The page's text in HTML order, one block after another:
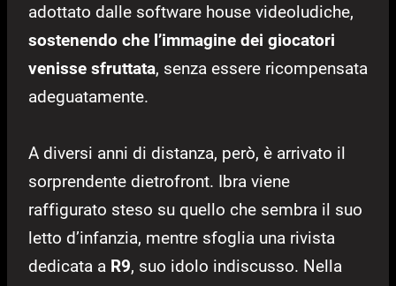
adottato dalle software house videoludiche,
sostenendo che l’immagine dei giocatori
venisse sfruttata, senza essere ricompensata
adeguatamente.
A diversi anni di distanza, però, è arrivato il
sorprendente dietrofront. Ibra viene
raffigurato steso su quello che sembra il suo
letto d’infanzia, mentre sfoglia una rivista
dedicata a R9, suo idolo indiscusso. Nella